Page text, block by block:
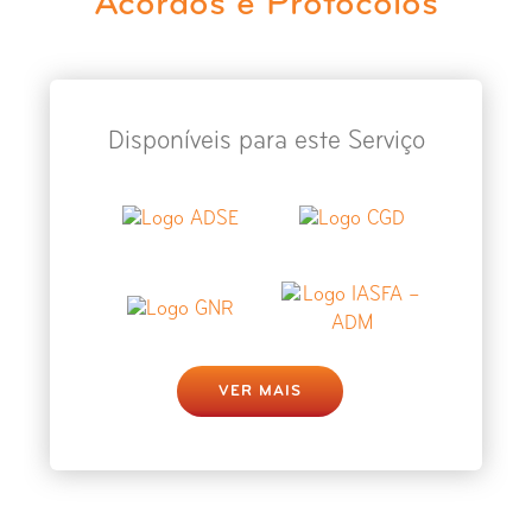
Disponíveis para este Serviço
VER MAIS